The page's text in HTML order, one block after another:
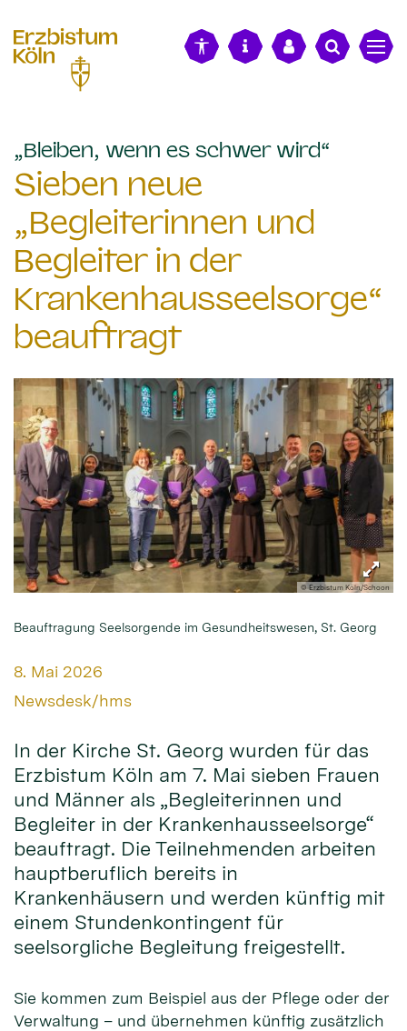
„Bleiben, wenn es schwer wird“
Sieben neue
„Begleiterinnen und
Begleiter in der
Krankenhausseelsorge“
beauftragt
© Erzbistum Köln/Schoon
Beauftragung Seelsorgende im Gesundheitswesen, St. Georg
Datum:
8. Mai 2026
Von:
Newsdesk/hms
In der Kirche St. Georg wurden für das
Erzbistum Köln am 7. Mai sieben Frauen
und Männer als „Begleiterinnen und
Begleiter in der Krankenhausseelsorge“
beauftragt. Die Teilnehmenden arbeiten
hauptberuflich bereits in
Krankenhäusern und werden künftig mit
einem Stundenkontingent für
seelsorgliche Begleitung freigestellt.
Sie kommen zum Beispiel aus der Pflege oder der
Verwaltung – und übernehmen künftig zusätzlich